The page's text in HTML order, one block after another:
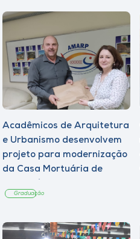
Acadêmicos de Arquitetura
e Urbanismo desenvolvem
projeto para modernização
da Casa Mortuária de
Graduação